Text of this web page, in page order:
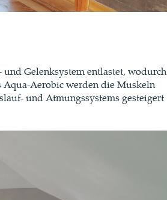
Gelenksystem entlastet, wodurch
Aqua-Aerobic werden die Muskeln
und Atmungssystems gesteigert